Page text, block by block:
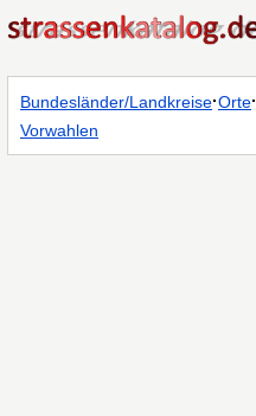
Bundesländer/Landkreise·Orte·
Vorwahlen